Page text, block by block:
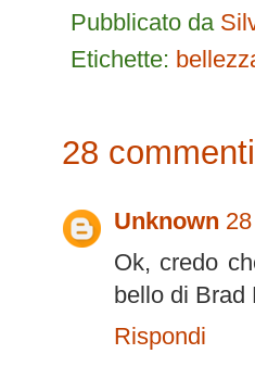
Pubblicato da
Etichette:
28
Unknown
Ok, credo
bello di Brad
Rispondi